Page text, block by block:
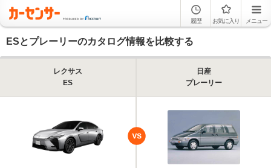
履歴 お気に入り メニュー
ESとプレーリーのカタログ情報を比較する
レクサス
ES
日産
プレーリー